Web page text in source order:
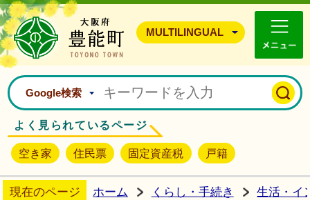
豊能町ホームページ
MULTILINGUAL
Google検索
よく見られているページ
空き家 住民票 固定資産税 戸籍
現在のページ ホーム くらし・手続き 生活・イ